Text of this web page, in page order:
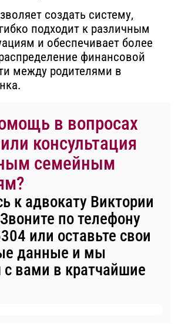
создать систему,
подходит к различным
и обеспечивает более
финансовой
между родителями в
в вопросах
консультация
семейным
к адвокату Виктории
по телефону
или оставьте свои
данные и мы
вами в кратчайшие